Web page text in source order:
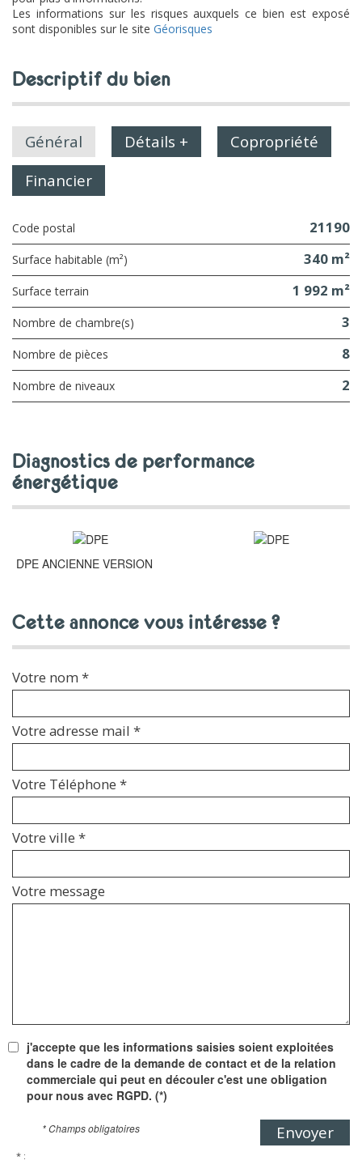
Les informations sur les risques auxquels ce bien est exposé
sont disponibles sur le site Géorisques
descriptif du bien
Général Détails +
Copropriété
Financier
Code postal 21190
Surface habitable (m²) 340 m²
surface terrain 1 992 m²
Nombre de chambre(s) 3
Nombre de pièces 8
Nombre de niveaux 2
diagnostics de performance
énergétique
DPE ANCIENNE VERSION
cette annonce vous intéresse ?
Votre nom *
Votre adresse mail *
Votre Téléphone *
Votre ville *
Votre message
j'accepte que les informations saisies soient exploitées
dans le cadre de la demande de contact et de la relation
commerciale qui peut en découler c'est une obligation
pour nous avec RGPD. (*)
Envoyer
* Champs obligatoires
* :